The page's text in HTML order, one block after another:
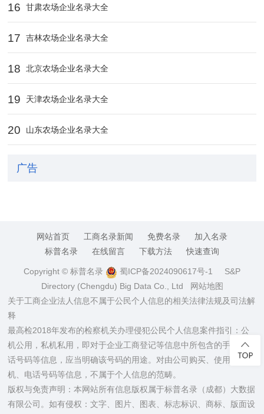
16 甘肃农场企业名录大全
17 吉林农场企业名录大全
18 北京农场企业名录大全
19 天津农场企业名录大全
20 山东农场企业名录大全
广告
网站首页 工商名录新闻 免费名录
加入名录
标普名录
在线留言 下载方法 快速查询
Copyright © 标普名录 蜀ICP备2024090617号-1 S&P
Directory (Chengdu) Big Data Co., Ltd
网站地图
关于工商企业法人信息不属于公民个人信息的相关法律法规及司法解
释
最高检2018年发布的检察机关办理侵犯公民个人信息案件指引：公
机公用，私机私用，即对于企业工商登记等信息中所包含的手机、电
话号码等信息，应当明确该号码的用途。对由公司购买、使用的手
机、电话号码等信息，不属于个人信息的范畴。
版权与免责声明：本网站所有信息版权属于标普名录（成都）大数据
有限公司。如有侵权：文字、图片、图表、标志标识、商标、版面设